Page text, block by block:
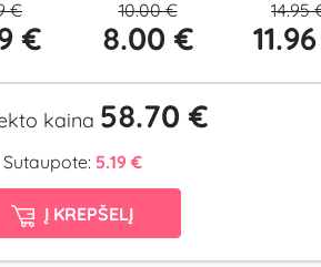
€
€
10.00 €
8.00 €
14.95
kaina 58.70 €
Sutaupote: 5.19 €
Į KREPŠELĮ